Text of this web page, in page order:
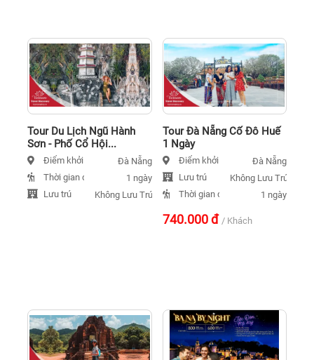
Tour Du Lịch Ngũ Hành
Sơn - Phố Cổ Hội...
Điểm khởi hành
Đà Nẵng
Thời gian đi
1 ngày
Lưu trú
Không Lưu Trú
Tour Đà Nẵng Cố Đô Huế
1 Ngày
Điểm khởi hành
Đà Nẵng
Lưu trú
Không Lưu Trú
Thời gian đi
1 ngày
740.000đ / Khách